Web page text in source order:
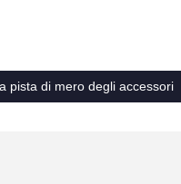
pista di mero degli accessori